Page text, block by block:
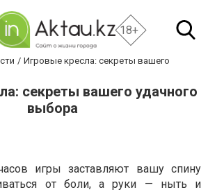
18+
Игровые кресла: секреты вашего
секреты вашего удачного
выбора
игры заставляют вашу спину
от боли, а руки — ныть и